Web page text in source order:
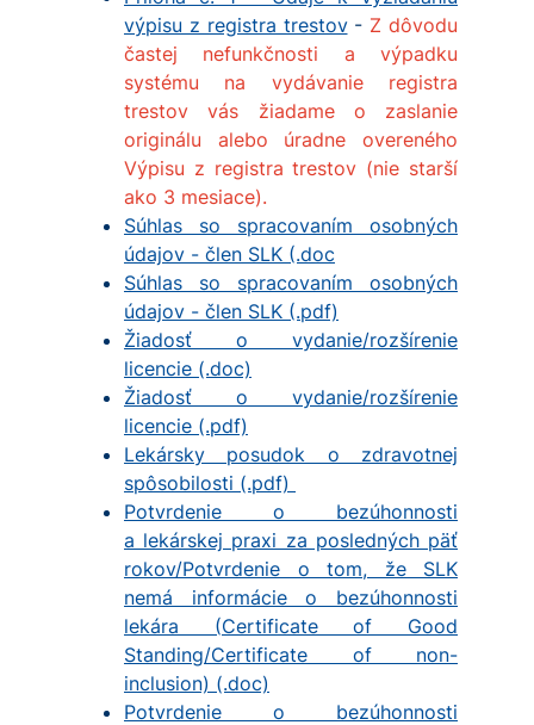
výpisu z registra trestov- Z dôvodu
častej nefunkčnosti a výpadku
systému na vydávanie registra
trestov vás žiadame o zaslanie
originálu alebo úradne overeného
Výpisu z registra trestov (nie starší
ako 3 mesiace).
Súhlas so spracovaním osobných
údajov - člen SLK (.doc
Súhlas so spracovaním osobných
údajov - člen SLK (.pdf)
Žiadosť o vydanie/rozšírenie
licencie (.doc)
Žiadosť o vydanie/rozšírenie
licencie (.pdf)
Lekársky posudok o zdravotnej
spôsobilosti (.pdf)
Potvrdenie o bezúhonnosti
a lekárskej praxi za posledných päť
rokov/Potvrdenie o tom, že SLK
nemá informácie o bezúhonnosti
lekára (Certificate of Good
Standing/Certificate of non-
inclusion) (.doc)
Potvrdenie o bezúhonnosti